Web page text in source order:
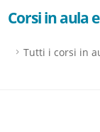
Corsi in aula
Tutti i corsi in
ACCETTA